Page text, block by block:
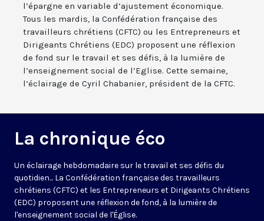
l’épargne en variable d’ajustement économique.
Tous les mardis, la Confédération française des
travailleurs chrétiens (CFTC) ou les Entrepreneurs et
Dirigeants Chrétiens (EDC) proposent une réflexion
de fond sur le travail et ses défis, à la lumière de
l’enseignement social de l’Eglise. Cette semaine,
l’éclairage de Cyril Chabanier, président de la CFTC.
La chronique éco
Un éclairage hebdomadaire sur le travail et ses défis du
quotidien... La Confédération française des travailleurs
chrétiens (CFTC) et les Entrepreneurs et Dirigeants Chrétiens
(EDC) proposent une réflexion de fond, à la lumière de
l'enseignement social de l'Église.